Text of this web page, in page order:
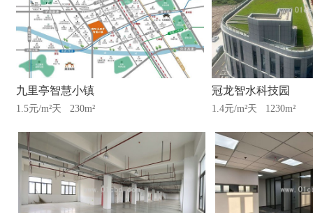
九里亭智慧小镇
1.5元/m²天 230m²
冠龙智水科技园
1.4元/m²天 1230m²